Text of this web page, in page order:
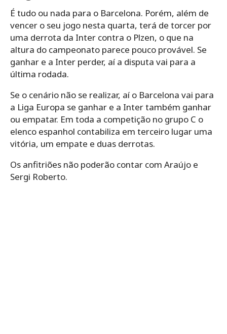
É tudo ou nada para o Barcelona. Porém, além de
vencer o seu jogo nesta quarta, terá de torcer por
uma derrota da Inter contra o Plzen, o que na
altura do campeonato parece pouco provável. Se
ganhar e a Inter perder, aí a disputa vai para a
última rodada.
Se o cenário não se realizar, aí o Barcelona vai para
a Liga Europa se ganhar e a Inter também ganhar
ou empatar. Em toda a competição no grupo C o
elenco espanhol contabiliza em terceiro lugar uma
vitória, um empate e duas derrotas.
Os anfitriões não poderão contar com Araújo e
Sergi Roberto.